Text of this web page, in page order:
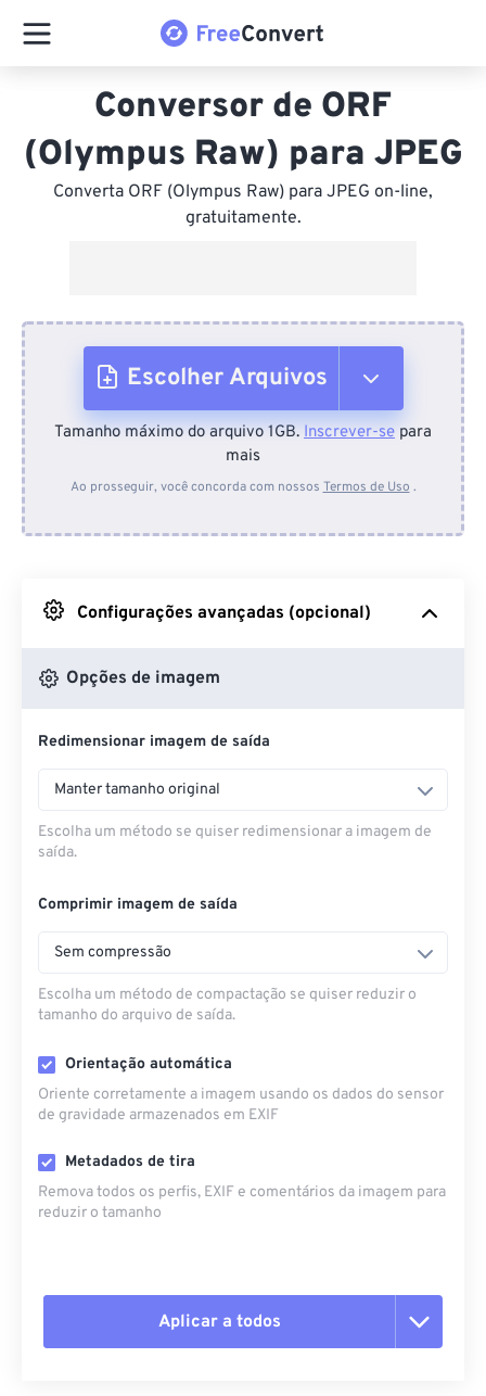
Conversor de ORF
(Olympus Raw) para JPEG
Converta ORF (Olympus Raw) para JPEG on-line,
gratuitamente.
Escolher Arquivos
Do dispositivo
Do Google Drive
Do OneDrive
Da URL
Tamanho máximo do arquivo 1GB. Inscrever-se para
mais
Ao prosseguir, você concorda com nossos Termos de Uso .
Configurações avançadas (opcional)
Opções de imagem
Redimensionar imagem de saída
Manter tamanho original
Escolha um método se quiser redimensionar a imagem de
saída.
Comprimir imagem de saída
Sem compressão
Escolha um método de compactação se quiser reduzir o
tamanho do arquivo de saída.
Orientação automática
Oriente corretamente a imagem usando os dados do sensor
de gravidade armazenados em EXIF
Metadados de tira
Remova todos os perfis, EXIF ​​e comentários da imagem para
reduzir o tamanho
Aplicar a todos